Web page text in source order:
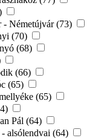
- Németújvár (73)
(70)
(68)
(66)
(65)
(65)
Pál (64)
alsólendvai (64)